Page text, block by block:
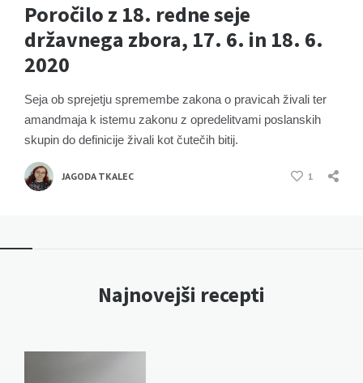
Poročilo z 18. redne seje
državnega zbora, 17. 6. in 18. 6.
2020
Seja ob sprejetju spremembe zakona o pravicah živali ter
amandmaja k istemu zakonu z opredelitvami poslanskih
skupin do definicije živali kot čutečih bitij.
JAGODA TKALEC 1
Najnovejši recepti